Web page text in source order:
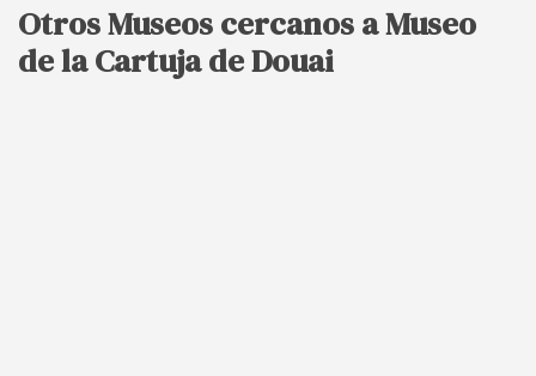
Otros Museos cercanos a Museo
de la Cartuja de Douai